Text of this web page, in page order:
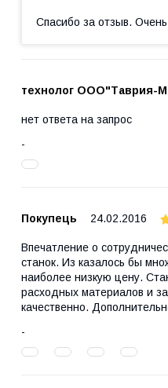
Спасибо за отзыв.
технолог ООО"Таврия-
нет ответа на запрос
Покупець 24.02.2016
Впечатление о
станок. Из казалось бы
наиболее низкую цену.
расходных материалов и
качественно.